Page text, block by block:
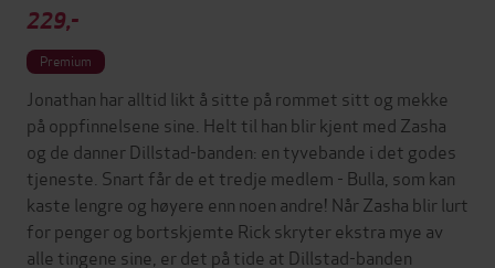
229,-
Premium
Jonathan har alltid likt å sitte på rommet sitt og mekke
på oppfinnelsene sine. Helt til han blir kjent med Zasha
og de danner Dillstad-banden: en tyvebande i det godes
tjeneste. Snart får de et tredje medlem - Bulla, som kan
kaste lengre og høyere enn noen andre! Når Zasha blir lurt
for penger og bortskjemte Rick skryter ekstra mye av
alle tingene sine, er det på tide at Dillstad-banden